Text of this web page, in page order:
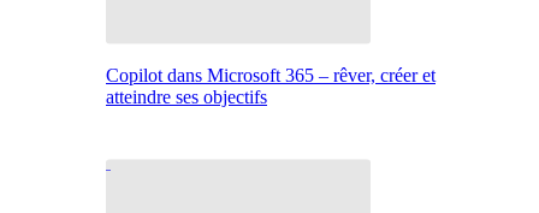
Copilot dans Microsoft 365 – rêver, créer et
atteindre ses objectifs